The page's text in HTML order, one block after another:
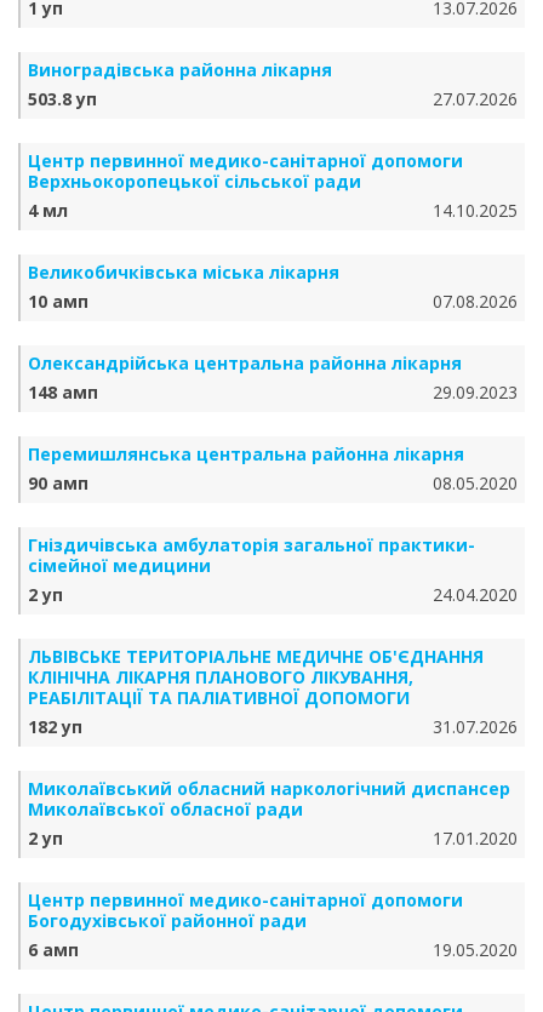
1 уп
13.07.2026
Виноградівська районна лікарня
503.8 уп
27.07.2026
Центр первинної медико-санітарної допомоги
Верхньокоропецької сільської ради
4 мл
14.10.2025
Великобичківська міська лікарня
10 амп
07.08.2026
Олександрійська центральна районна лікарня
148 амп
29.09.2023
Перемишлянська центральна районна лікарня
90 амп
08.05.2020
Гніздичівська амбулаторія загальної практики-
сімейної медицини
2 уп
24.04.2020
ЛЬВІВСЬКЕ ТЕРИТОРІАЛЬНЕ МЕДИЧНЕ ОБ'ЄДНАННЯ
КЛІНІЧНА ЛІКАРНЯ ПЛАНОВОГО ЛІКУВАННЯ,
РЕАБІЛІТАЦІЇ ТА ПАЛІАТИВНОЇ ДОПОМОГИ
182 уп
31.07.2026
Миколаївський обласний наркологічний диспансер
Миколаївської обласної ради
2 уп
17.01.2020
Центр первинної медико-санітарної допомоги
Богодухівської районної ради
6 амп
19.05.2020